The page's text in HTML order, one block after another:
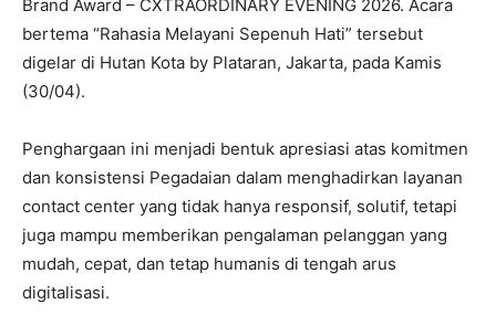
Brand Award – CXTRAORDINARY EVENING 2026. Acara
bertema “Rahasia Melayani Sepenuh Hati” tersebut
digelar di Hutan Kota by Plataran, Jakarta, pada Kamis
(30/04).
Penghargaan ini menjadi bentuk apresiasi atas komitmen
dan konsistensi Pegadaian dalam menghadirkan layanan
contact center yang tidak hanya responsif, solutif, tetapi
juga mampu memberikan pengalaman pelanggan yang
mudah, cepat, dan tetap humanis di tengah arus
digitalisasi.